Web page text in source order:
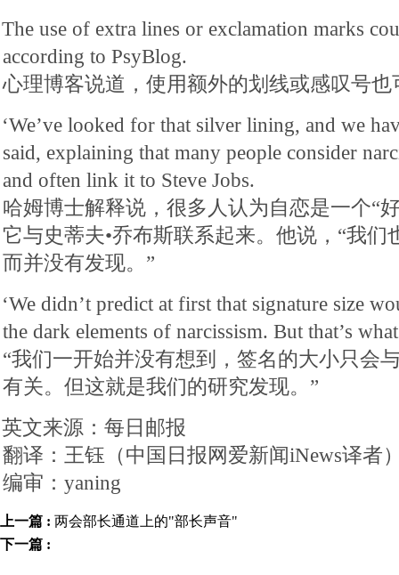
The use of extra lines or exclamation marks
according to PsyBlog.
心理博客说道，使用额外的划线或感叹号
‘We’ve looked for that silver lining, and we
said, explaining that many people consider
and often link it to Steve Jobs.
哈姆博士解释说，很多人认为自恋是一个“
它与史蒂夫•乔布斯联系起来。他说，“我们
而并没有发现。”
‘We didn’t predict at first that signature size
the dark elements of narcissism. But that’s
“我们一开始并没有想到，签名的大小只会
有关。但这就是我们的研究发现。”
英文来源：每日邮报
翻译：王钰（中国日报网爱新闻iNews译者
编审：yaning
上一篇 : 两会部长通道上的"部长声音"
下一篇 :